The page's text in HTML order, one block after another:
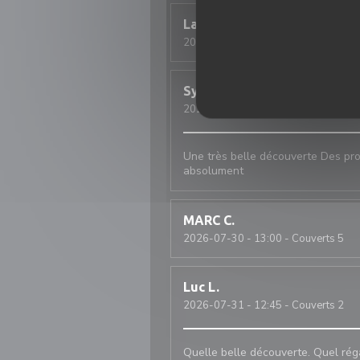
Laurent
2026-08-01
Sylvain
2026-08-01
Une très belle découverte Des
absolument
MARC C
2026-07-30 - 13:00 - Couverts 5
Luc L
2026-07-31 - 12:45 - Couverts 2
Quelle belle découverte. Quel